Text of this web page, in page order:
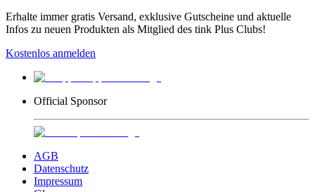
Erhalte immer gratis Versand, exklusive Gutscheine und aktuelle
Infos zu neuen Produkten als Mitglied des tink Plus Clubs!
Kostenlos anmelden
Official Sponsor
AGB
Datenschutz
Impressum